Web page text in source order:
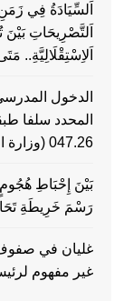
اَلسِّيَادَةُ فِي زَمَنِ
اَلتَّصْرِيحَاتِ بَيْنَ تُونُسَ
اَلاِسْتِقْلَالِيَّةِ.. مَتَى
الدخول المدرسي
المحدد سلفا طبقا
047.26 (وزارة التربية الوطنية)
بَيْنَ إِحْبَاطِ هُجُومٍ
رَسْمَ خَرِيطَةِ
غليان في صفوف
غير مفهوم لرئيس